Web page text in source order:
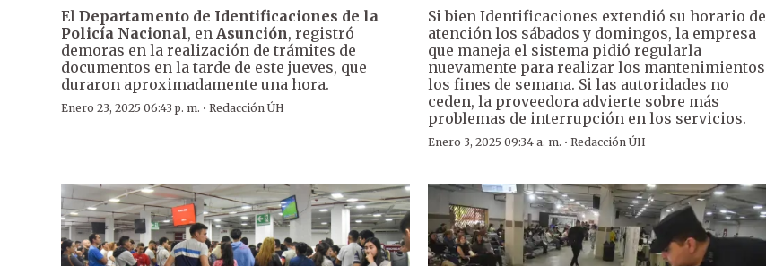
El Departamento de Identificaciones de la
Policía Nacional, en Asunción, registró
demoras en la realización de trámites de
documentos en la tarde de este jueves, que
duraron aproximadamente una hora.
Enero 23, 2025 06:43 p. m. · Redacción ÚH
Si bien Identificaciones extendió su horario de
atención los sábados y domingos, la empresa
que maneja el sistema pidió regularla
nuevamente para realizar los mantenimientos
los fines de semana. Si las autoridades no
ceden, la proveedora advierte sobre más
problemas de interrupción en los servicios.
Enero 3, 2025 09:34 a. m. ·Redacción ÚH